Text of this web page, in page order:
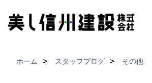
ホーム スタッフブログ その他